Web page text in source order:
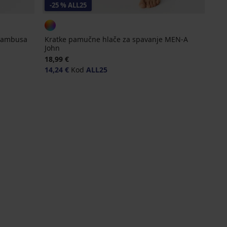
-25 % ALL25
Kratke pamučne hlače za spavanje MEN-A
John
18,99 €
14,24 €Kod ALL25